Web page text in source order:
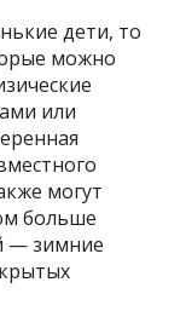
дети, то
можно
или
могут
больше
— зимние